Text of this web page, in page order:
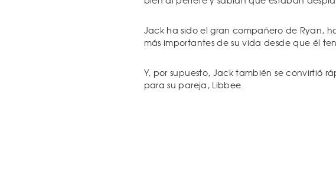
Jack ha sido el gran compañero de Ryan,
más importantes de su vida desde que él
Y, por supuesto, Jack también se convirtió
para su pareja, Libbee.